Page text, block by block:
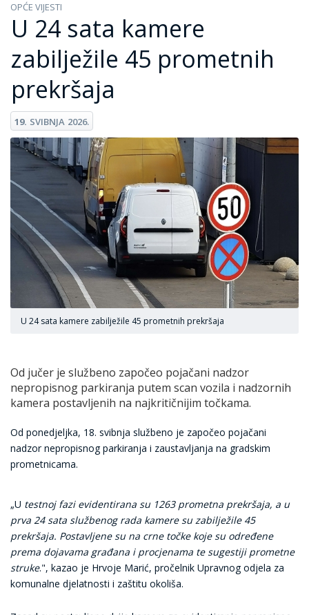
OPĆE VIJESTI
U 24 sata kamere
zabilježile 45 prometnih
prekršaja
19. SVIBNJA 2026.
U 24 sata kamere zabilježile 45 prometnih prekršaja
Od jučer je službeno započeo pojačani nadzor
nepropisnog parkiranja putem scan vozila i nadzornih
kamera postavljenih na najkritičnijim točkama.
Od ponedjeljka, 18. svibnja službeno je započeo pojačani
nadzor nepropisnog parkiranja i zaustavljanja na gradskim
prometnicama.
„U testnoj fazi evidentirana su 1263 prometna prekršaja, a u
prva 24 sata službenog rada kamere su zabilježile 45
prekršaja. Postavljene su na crne točke koje su određene
prema dojavama građana i procjenama te sugestiji prometne
struke.", kazao je Hrvoje Marić, pročelnik Upravnog odjela za
komunalne djelatnosti i zaštitu okoliša.